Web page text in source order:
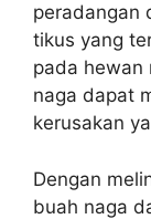
peradangan
tikus yang
pada hewan
naga dapat
kerusakan
Dengan
buah naga